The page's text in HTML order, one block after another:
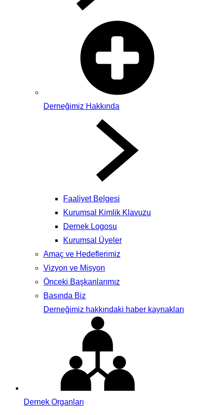
Derneğimiz Hakkında
Faaliyet Belgesi
Kurumsal Kimlik Klavuzu
Dernek Logosu
Kurumsal Üyeler
Amaç ve Hedeflerimiz
Vizyon ve Misyon
Önceki Başkanlarımız
Basında Biz
Derneğimiz hakkındaki haber kaynakları
Dernek Organları